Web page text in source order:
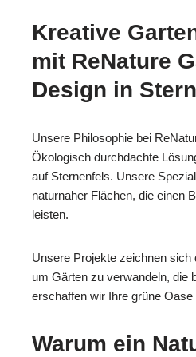
Kreative
mit ReNature
Design in
Unsere Philosophie bei
Ökologisch durchdachte
auf Sternenfels. Unsere
naturnaher Flächen, die einen
leisten.
Unsere Projekte zeichnen sich
um Gärten zu verwandeln, die
erschaffen wir Ihre grüne Oase
Warum ein